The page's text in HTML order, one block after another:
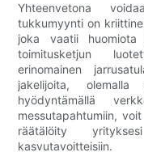
Yhteenvetona
tukkumyynti on
joka vaatii huomiota
toimitusketjun
erinomainen
jakelijoita, olemalla
hyödyntämällä
messutapahtumiin,
räätälöity
kasvutavoitteisiin.